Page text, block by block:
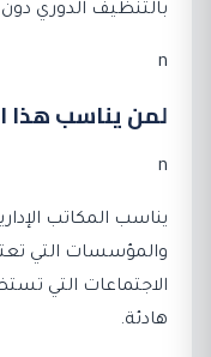
بالتنظيف الدوري
n
لمن يناسب
n
يناسب المكاتب
والمؤسسات التي
الاجتماعات التي
هادئة.